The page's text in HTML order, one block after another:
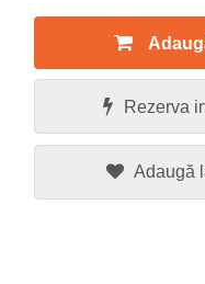
Rezerva
Adaugă